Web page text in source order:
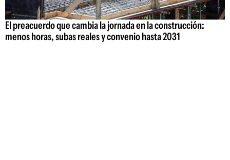
El preacuerdo que cambia la jornada en la construcción:
menos horas, subas reales y convenio hasta 2031